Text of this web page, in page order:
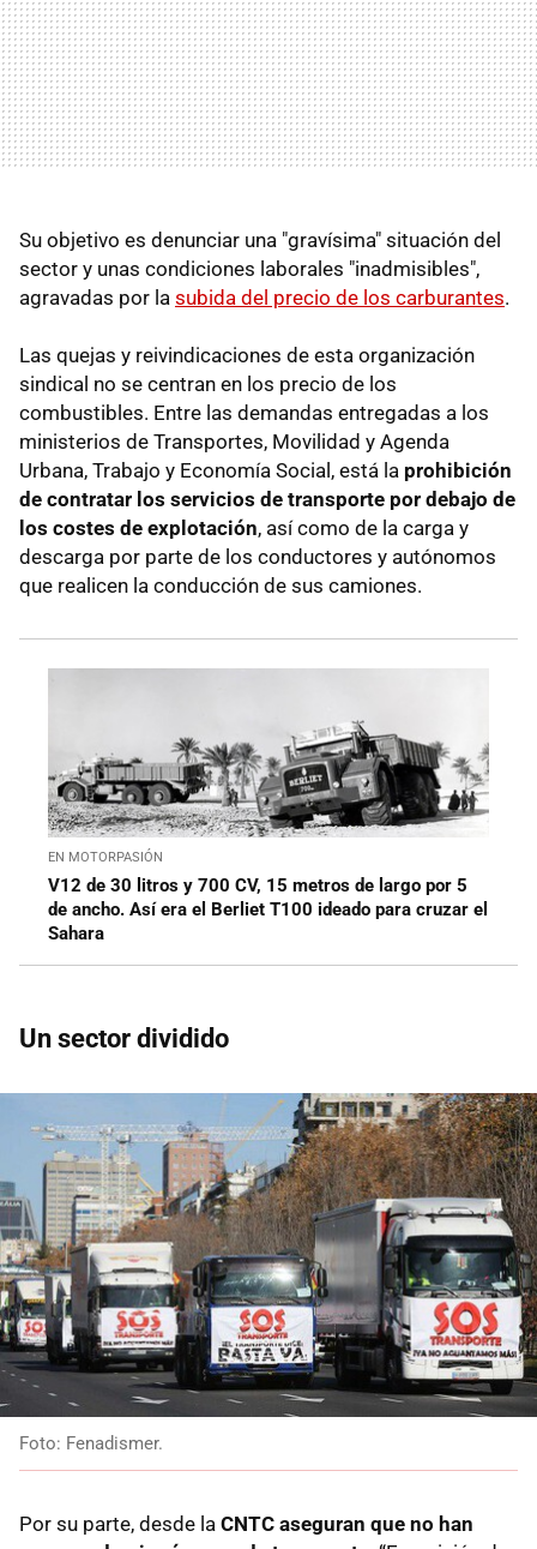
Su objetivo es denunciar una "gravísima" situación del
sector y unas condiciones laborales "inadmisibles",
agravadas por la subida del precio de los carburantes.
Las quejas y reivindicaciones de esta organización
sindical no se centran en los precio de los
combustibles. Entre las demandas entregadas a los
ministerios de Transportes, Movilidad y Agenda
Urbana, Trabajo y Economía Social, está la prohibición
de contratar los servicios de transporte por debajo de
los costes de explotación, así como de la carga y
descarga por parte de los conductores y autónomos
que realicen la conducción de sus camiones.
EN MOTORPASIÓN
V12 de 30 litros y 700 CV, 15 metros de largo por 5
de ancho. Así era el Berliet T100 ideado para cruzar el
Sahara
Un sector dividido
Foto: Fenadismer.
Por su parte, desde la CNTC aseguran que no han